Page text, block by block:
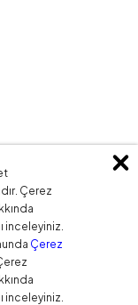
Çerez
inceleyiniz.
Çerez
inceleyiniz.